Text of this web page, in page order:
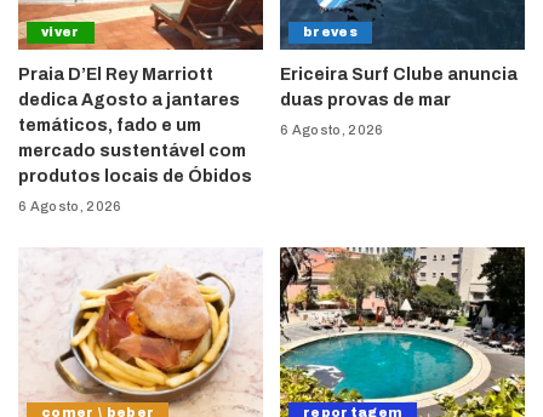
viver
Praia D’El Rey Marriott
dedica Agosto a jantares
temáticos, fado e um
mercado sustentável com
produtos locais de Óbidos
6 Agosto, 2026
breves
Ericeira Surf Clube anuncia
duas provas de mar
6 Agosto, 2026
comer \ beber reportagem